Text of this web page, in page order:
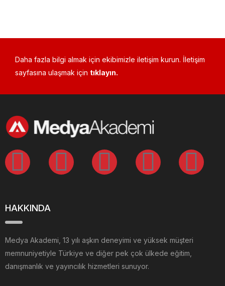
Daha fazla bilgi almak için ekibimizle iletişim kurun. İletişim
sayfasına ulaşmak için tıklayın.
HAKKINDA
Medya Akademi, 13 yılı aşkın deneyimi ve yüksek müşteri
memnuniyetiyle Türkiye ve diğer pek çok ülkede eğitim,
danışmanlık ve yayıncılık hizmetleri sunuyor.